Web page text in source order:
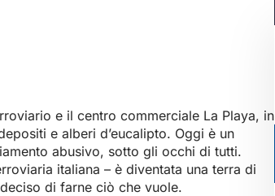
e il centro commerciale La Playa, in
e alberi d’eucalipto. Oggi è un
abusivo, sotto gli occhi di tutti.
italiana – è diventata una terra di
di farne ciò che vuole.